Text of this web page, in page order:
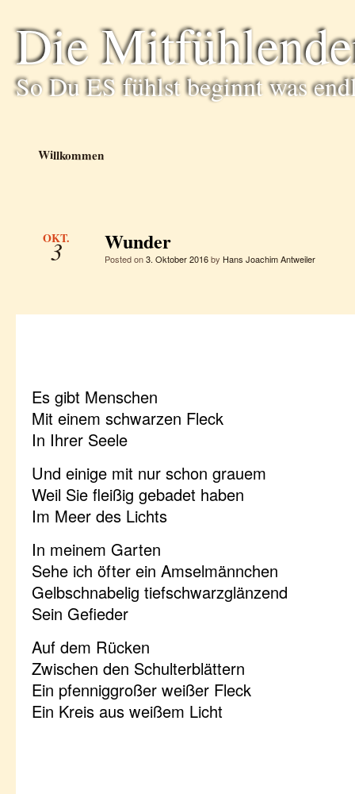
Die
So Du ES fühlst beginnt was
Willkommen
OKT.
3 Wunder
Posted on3. Oktober 2016by Hans Joachim Antweiler
Es gibt Menschen
Mit einem schwarzen Fleck
In Ihrer Seele
Und einige mit nur schon grauem
Weil Sie fleißig gebadet haben
Im Meer des Lichts
In meinem Garten
Sehe ich öfter ein Amselmännchen
Gelbschnabelig tiefschwarzglänzend
Sein Gefieder
Auf dem Rücken
Zwischen den Schulterblättern
Ein pfenniggroßer weißer Fleck
Ein Kreis aus weißem Licht